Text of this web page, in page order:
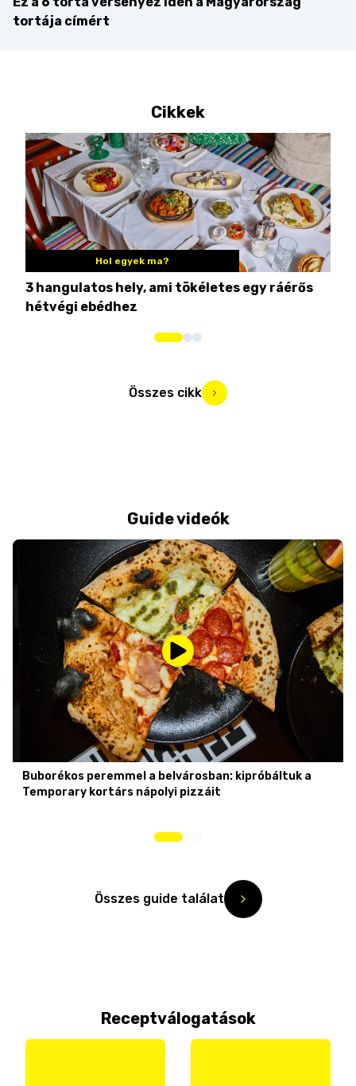
tortája címért
Cikkek
Hol egyek ma?
3 hangulatos hely, ami tökéletes egy ráérős
hétvégi ebédhez
Összes cikk
Guide videók
Buborékos peremmel a belvárosban: kipróbáltuk a
Temporary kortárs nápolyi pizzáit
Összes guide találat
Receptválogatások